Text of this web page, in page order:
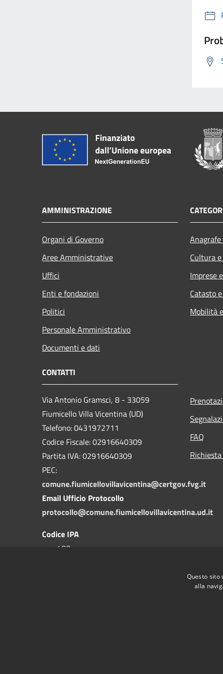
AMMINISTRAZIONE
Organi di Governo
Aree Amministrative
Uffici
Enti e fondazioni
Politici
Personale Amministrativo
Documenti e dati
Cultura
Imprese
Catasto
Mobilità
CONTATTI
Via Antonio Gramsci, 8 - 33059
Fiumicello Villa Vicentina (UD)
Telefono: 0431972711
Codice Fiscale: 02916640309
Partita IVA: 02916640309
PEC:
comune.fiumicellovillavicentina@certgov.fvg.it
Email Ufficio Protocollo
protocollo@comune.fiumicellovillavicentina.ud.it
Codice IPA
c_m400
FAQ
Questo sito
alla